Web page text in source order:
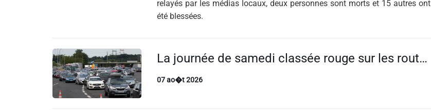
relayés par les médias locaux, deux personnes sont morts et 15 autres ont
été blessées.
La journée de samedi classée rouge sur les routes françaises: voici comment éviter les principaux bouchons...
07 ao�t 2026